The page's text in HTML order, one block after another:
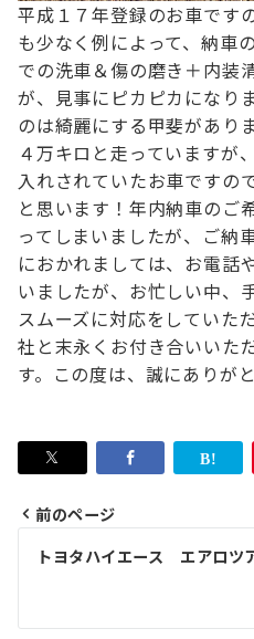
平成１７年登録のお車です
も少なく例によって、納車
での洗車＆傷の磨き＋内装
が、見事にピカピカにな
のは綺麗にする甲斐があり
４万キロと走っていますが
入れされていたお車ですの
と思います！ 年内納車のご
ってしまいましたが、ご納
におかれましては、お電話
いましたが、 お忙しい中、
スムーズに対応をしていた
社と末永くお付き合いいた
す。 この度は、誠にありが
前のページ
トヨタハイエース エアロツ